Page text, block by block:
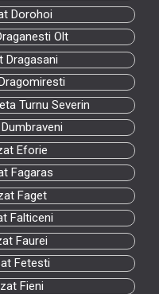
Dorohoi
Olt
Dragasani
Turnu Severin
Eforie
Fagaras
Faget
Falticeni
Faurei
Fetesti
Fieni